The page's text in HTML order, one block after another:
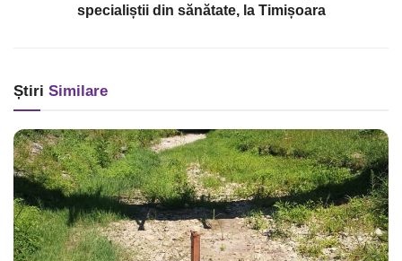
specialiștii din sănătate, la Timișoara
Știri Similare